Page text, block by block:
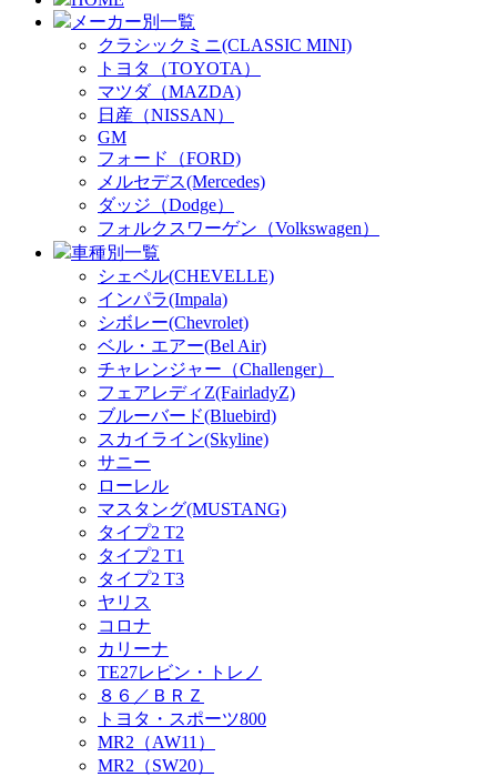
メーカー別一覧
クラシックミニ(CLASSIC MINI)
トヨタ（TOYOTA）
マツダ（MAZDA)
日産（NISSAN）
GM
フォード（FORD)
メルセデス(Mercedes)
ダッジ（Dodge）
フォルクスワーゲン（Volkswagen）
車種別一覧
シェベル(CHEVELLE)
インパラ(Impala)
シボレー(Chevrolet)
ベル・エアー(Bel Air)
チャレンジャー（Challenger）
フェアレディZ(FairladyZ)
ブルーバード(Bluebird)
スカイライン(Skyline)
サニー
ローレル
マスタング(MUSTANG)
タイプ2 T2
タイプ2 T1
タイプ2 T3
ヤリス
コロナ
カリーナ
TE27レビン・トレノ
８６／ＢＲＺ
トヨタ・スポーツ800
MR2（AW11）
MR2（SW20）